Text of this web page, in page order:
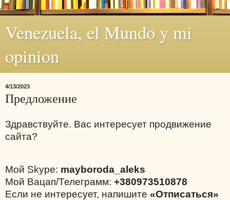
Venezuela, el Mundo y mi
opinion
4/13/2023
Предложение
Здравствуйте. Вас интересует продвижение
сайта?
Мой Skype: mayboroda_aleks
Мой Вацап/Телеграмм: +380973510878
Если не интересует, напишите «Отписаться»